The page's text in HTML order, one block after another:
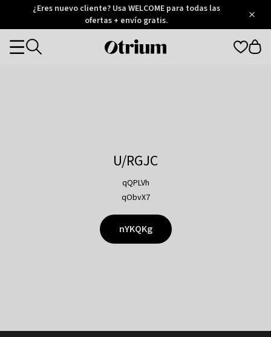
Otrium
Trustpilot
¿Eres nuevo cliente? Usa WELCOME para todas las
ofertas + envío gratis.
Otrium
Categories
U/RGJC
qQPLVh
qObvX7
nYKQKg